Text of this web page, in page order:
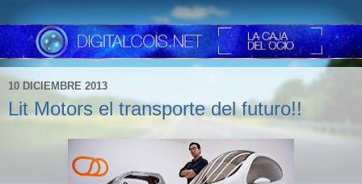
10 DICIEMBRE 2013
Lit Motors el transporte del futuro!!